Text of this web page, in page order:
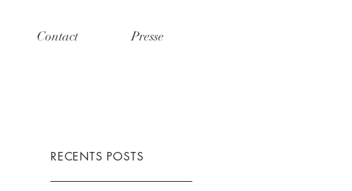
Contact Presse
RECENTS POSTS